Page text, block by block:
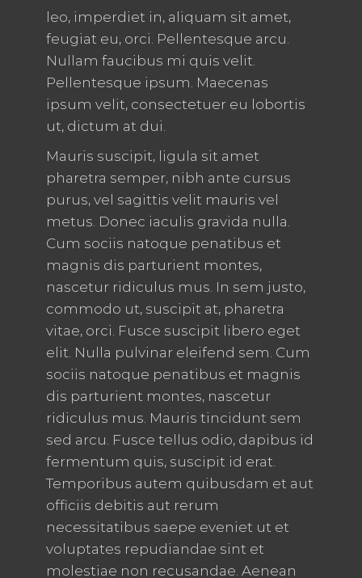
leo, imperdiet in, aliquam sit amet,
feugiat eu, orci. Pellentesque arcu.
Nullam faucibus mi quis velit.
Pellentesque ipsum. Maecenas
ipsum velit, consectetuer eu lobortis
ut, dictum at dui.
Mauris suscipit, ligula sit amet
pharetra semper, nibh ante cursus
purus, vel sagittis velit mauris vel
metus. Donec iaculis gravida nulla.
Cum sociis natoque penatibus et
magnis dis parturient montes,
nascetur ridiculus mus. In sem justo,
commodo ut, suscipit at, pharetra
vitae, orci. Fusce suscipit libero eget
elit. Nulla pulvinar eleifend sem. Cum
sociis natoque penatibus et magnis
dis parturient montes, nascetur
ridiculus mus. Mauris tincidunt sem
sed arcu. Fusce tellus odio, dapibus id
fermentum quis, suscipit id erat.
Temporibus autem quibusdam et aut
officiis debitis aut rerum
necessitatibus saepe eveniet ut et
voluptates repudiandae sint et
molestiae non recusandae. Aenean